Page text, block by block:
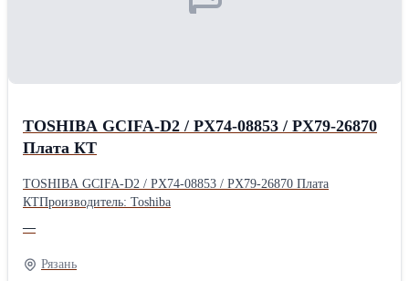
TOSHIBA GCIFA-D2 / PX74-08853 / PX79-26870
Плата КТ
TOSHIBA GCIFA-D2 / PX74-08853 / PX79-26870 Плата
КТПроизводитель: Toshiba
—
Рязань